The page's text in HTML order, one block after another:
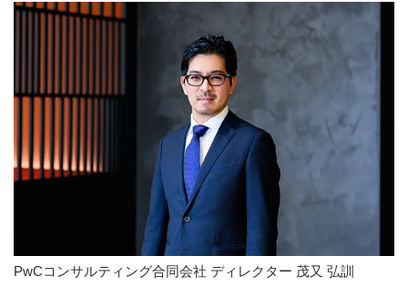
PwCコンサルティング合同会社 ディレクター 茂又 弘訓